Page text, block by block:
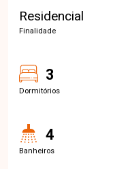
Residencial
Finalidade
3
Dormitórios
4
Banheiros